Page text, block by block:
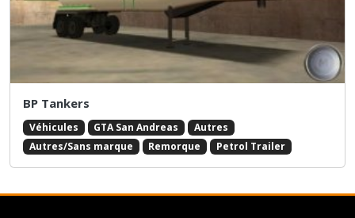
BP Tankers
Véhicules GTA San Andreas
Autres
Autres/Sans marque
Remorque Petrol Trailer